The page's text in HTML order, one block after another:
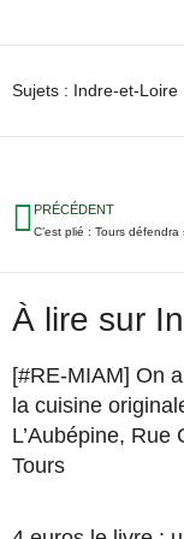
Sujets : Indre-et-Loire
PRÉCÉDENT
C’est plié : Tours
À lire sur
[#RE-MIAM] On
la cuisine
L’Aubépine, Rue
Tours